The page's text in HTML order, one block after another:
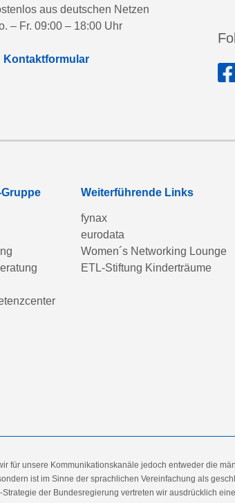
aus deutschen Netzen
– Fr. 09:00 – 18:00 Uhr
Kontaktformular
Weiterführende Links
fynax
eurodata
Women´s Networking Lounge
ETL-Stiftung Kinderträume
für unsere Kommunikationskanäle jedoch entweder die
ist im Sinne der sprachlichen Vereinfachung als
der Bundesregierung vertreten wir ausdrücklich